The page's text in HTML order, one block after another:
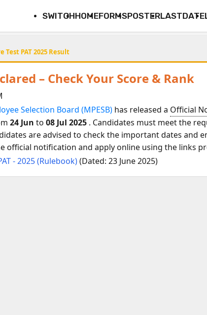
SWITCHHOMEFORMSPOSTERLASTDATE
Test PAT 2025 Result
– Check Your Score & Rank
Selection Board (MPESB) has released a Official
24 Jun to 08 Jul 2025 . Candidates must meet the
are advised to check the important dates and
official notification and apply online using the links
- 2025 (Rulebook)(Dated: 23 June 2025)